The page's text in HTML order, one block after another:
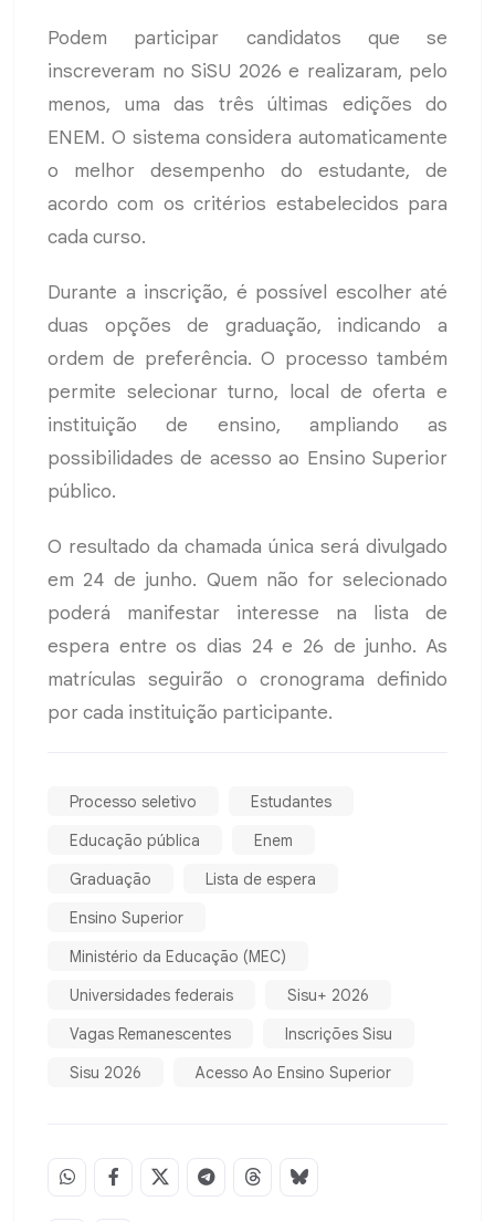
Podem participar candidatos que se
inscreveram no SiSU 2026 e realizaram, pelo
menos, uma das três últimas edições do
ENEM. O sistema considera automaticamente
o melhor desempenho do estudante, de
acordo com os critérios estabelecidos para
cada curso.
Durante a inscrição, é possível escolher até
duas opções de graduação, indicando a
ordem de preferência. O processo também
permite selecionar turno, local de oferta e
instituição de ensino, ampliando as
possibilidades de acesso ao Ensino Superior
público.
O resultado da chamada única será divulgado
em 24 de junho. Quem não for selecionado
poderá manifestar interesse na lista de
espera entre os dias 24 e 26 de junho. As
matrículas seguirão o cronograma definido
por cada instituição participante.
Processo seletivo
Estudantes
Educação pública
Enem
Graduação
Lista de espera
Ensino Superior
Ministério da Educação (MEC)
Universidades federais
Sisu+ 2026
Vagas Remanescentes
Inscrições Sisu
Sisu 2026
Acesso Ao Ensino Superior